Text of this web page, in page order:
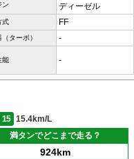
ン
ディーゼル
式 FF
ターボ） -
能 -
15
15.4km/L
満タンでどこまで走る？
924km